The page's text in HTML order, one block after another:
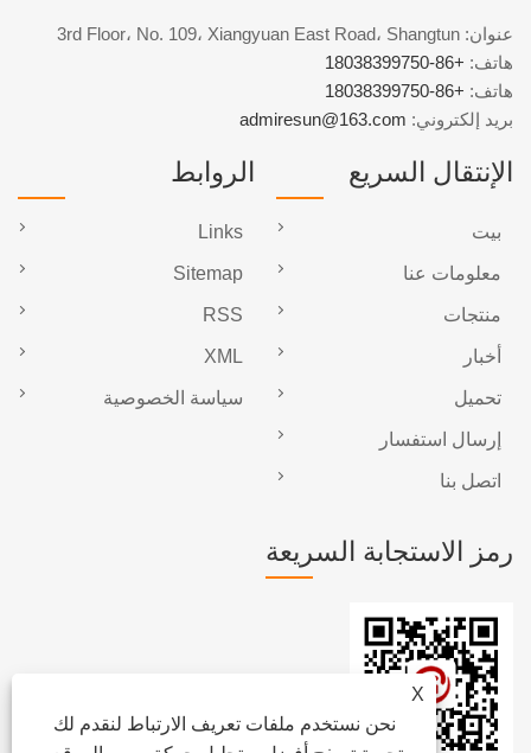
X
نحن نستخدم ملفات تعريف الارتباط لنقدم لك
عنوان: 3rd Floor، No. 109، Xiangyuan East Road، Shangtun
هاتف: +86-18038399750
هاتف: +86-18038399750
بريد إلكتروني: admiresun@163.com
الإنتقال السريع
بيت
معلومات عنا
منتجات
أخبار
تحميل
إرسال استفسار
اتصل بنا
الروابط
Links
Sitemap
RSS
XML
سياسة الخصوصية
رمز الاستجابة السريعة